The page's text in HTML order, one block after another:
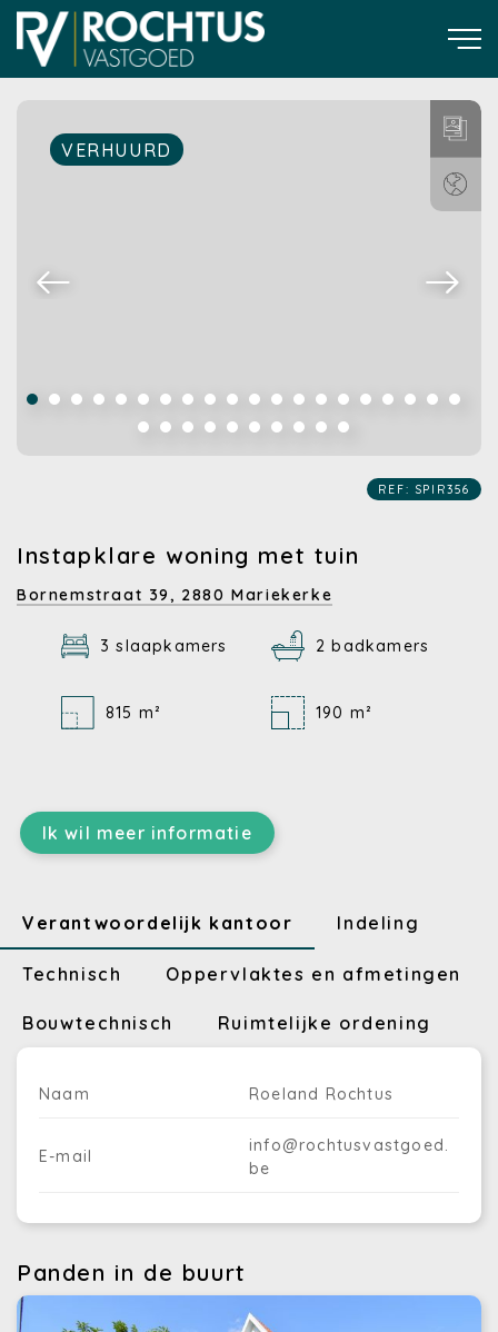
VERHUURD
REF: SPIR356
Instapklare woning met tuin
Bornemstraat 39, 2880 Mariekerke
3 slaapkamers 2 badkamers
815 m² 190 m²
Ik wil meer informatie
Verantwoordelijk kantoor Indeling
Technisch Oppervlaktes en afmetingen
Bouwtechnisch Ruimtelijke ordening
Naam Roeland Rochtus
E-mail
info@rochtusvastgoed.
be
Panden in de buurt